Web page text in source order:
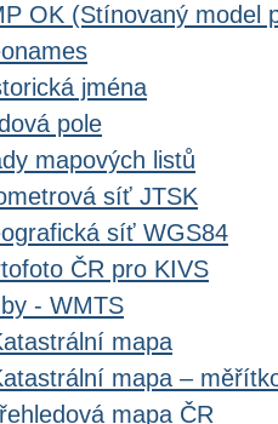
OK (Stínovaný model
jména
pole
mapových listů
síť JTSK
síť WGS84
ČR pro KIVS
- WMTS
mapa
mapa –
mapa ČR